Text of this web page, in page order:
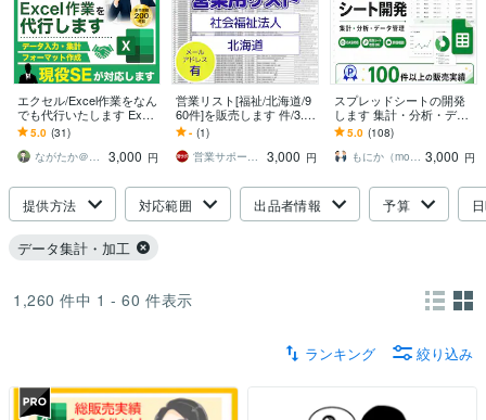
エクセル/Excel作業をなん
でも代行いたします Excel
の様々なご要望に対し、
丁寧に対応します！
5.0 (31)
ながたか＠エンジニア
3,000 円
営業リスト[福祉/北海道/9
60件]を販売します 件/3.2
円！詳しいリスト内容は
サービス内容ご確認くだ
さい
- (1)
営業サポート＜高品質で安価な企業リスト＞
3,000 円
スプレッドシートの開発
します 集計・分析・デー
タ管理のスプレッドシー
ト
5.0 (108)
もにか（monika）＠もに開発 3,000 円
提供方法 対応範囲 出品者情報 予算
データ集計・加工
1,260 件中 1 - 60 件表示
ランキング 絞り込み